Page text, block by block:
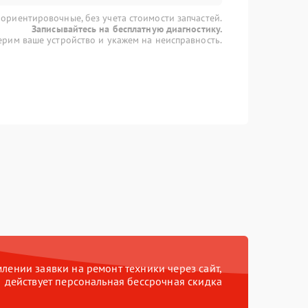
без учета стоимости запчастей.
Записывайтесь на бесплатную диагностику.
ваше устройство и укажем на неисправность.
заявки на ремонт техники через сайт,
действует персональная бессрочная скидка